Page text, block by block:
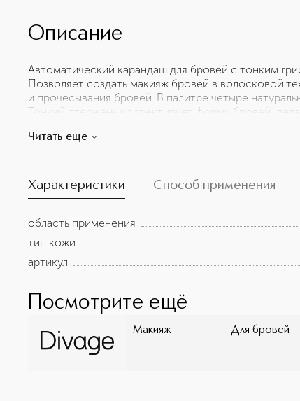
Описание
Автоматический карандаш для бровей с тонким
Позволяет создать макияж бровей в волосковой
и прочесывания бровей. В палитре четыре
Тонкий стержень корректирует форму бровей,
тускнеет. Способ применения: Прорисовывайте
Читать еще
Характеристики Способ применения
область применения
тип кожи
артикул
Посмотрите ещё
Макияж Для бровей